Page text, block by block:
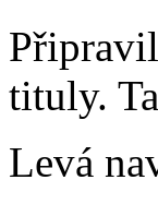
tituly.
Levá